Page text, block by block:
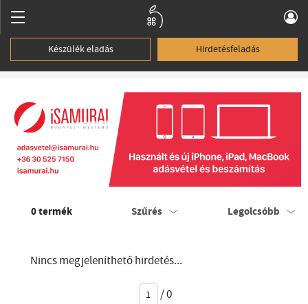
Készülék eladás Hirdetésfeladás
0termék Szűrés Legolcsóbb
Nincs megjeleníthető hirdetés...
/0